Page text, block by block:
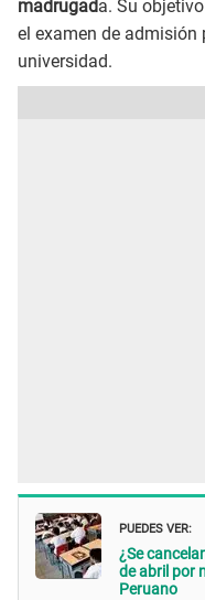
madrugada. Su
el examen de admisión
universidad.
PUEDES VER:
¿Se
de abril por
Peruano